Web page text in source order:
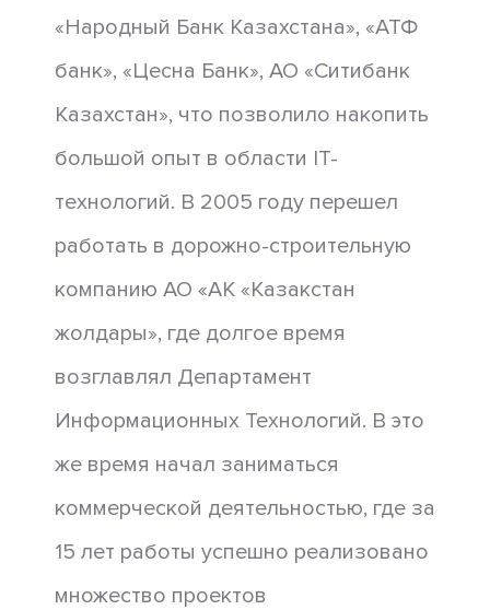
«Народный Банк Казахстана», «АТФ
банк», «Цесна Банк», АО «Ситибанк
Казахстан», что позволило накопить
большой опыт в области IT-
технологий. В 2005 году перешел
работать в дорожно-строительную
компанию АО «АК «Казакстан
жолдары», где долгое время
возглавлял Департамент
Информационных Технологий. В это
же время начал заниматься
коммерческой деятельностью, где за
15 лет работы успешно реализовано
множество проектов